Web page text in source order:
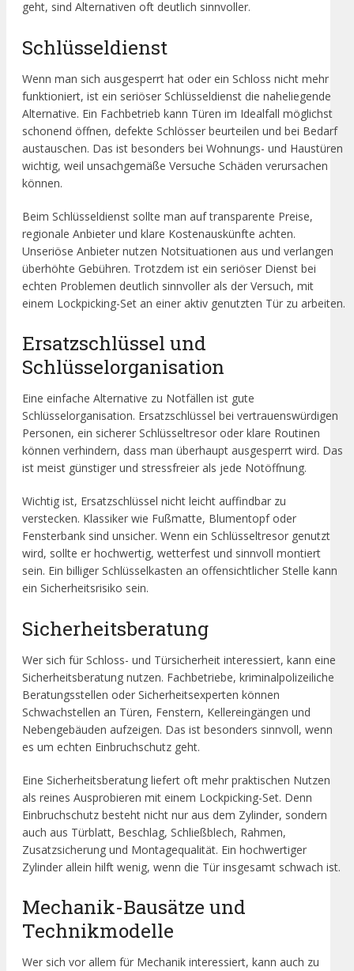
geht, sind Alternativen oft deutlich sinnvoller.
Schlüsseldienst
Wenn man sich ausgesperrt hat oder ein Schloss nicht mehr
funktioniert, ist ein seriöser Schlüsseldienst die naheliegende
Alternative. Ein Fachbetrieb kann Türen im Idealfall möglichst
schonend öffnen, defekte Schlösser beurteilen und bei Bedarf
austauschen. Das ist besonders bei Wohnungs- und Haustüren
wichtig, weil unsachgemäße Versuche Schäden verursachen
können.
Beim Schlüsseldienst sollte man auf transparente Preise,
regionale Anbieter und klare Kostenauskünfte achten.
Unseriöse Anbieter nutzen Notsituationen aus und verlangen
überhöhte Gebühren. Trotzdem ist ein seriöser Dienst bei
echten Problemen deutlich sinnvoller als der Versuch, mit
einem Lockpicking-Set an einer aktiv genutzten Tür zu arbeiten.
Ersatzschlüssel und
Schlüsselorganisation
Eine einfache Alternative zu Notfällen ist gute
Schlüsselorganisation. Ersatzschlüssel bei vertrauenswürdigen
Personen, ein sicherer Schlüsseltresor oder klare Routinen
können verhindern, dass man überhaupt ausgesperrt wird. Das
ist meist günstiger und stressfreier als jede Notöffnung.
Wichtig ist, Ersatzschlüssel nicht leicht auffindbar zu
verstecken. Klassiker wie Fußmatte, Blumentopf oder
Fensterbank sind unsicher. Wenn ein Schlüsseltresor genutzt
wird, sollte er hochwertig, wetterfest und sinnvoll montiert
sein. Ein billiger Schlüsselkasten an offensichtlicher Stelle kann
ein Sicherheitsrisiko sein.
Sicherheitsberatung
Wer sich für Schloss- und Türsicherheit interessiert, kann eine
Sicherheitsberatung nutzen. Fachbetriebe, kriminalpolizeiliche
Beratungsstellen oder Sicherheitsexperten können
Schwachstellen an Türen, Fenstern, Kellereingängen und
Nebengebäuden aufzeigen. Das ist besonders sinnvoll, wenn
es um echten Einbruchschutz geht.
Eine Sicherheitsberatung liefert oft mehr praktischen Nutzen
als reines Ausprobieren mit einem Lockpicking-Set. Denn
Einbruchschutz besteht nicht nur aus dem Zylinder, sondern
auch aus Türblatt, Beschlag, Schließblech, Rahmen,
Zusatzsicherung und Montagequalität. Ein hochwertiger
Zylinder allein hilft wenig, wenn die Tür insgesamt schwach ist.
Mechanik-Bausätze und
Technikmodelle
Wer sich vor allem für Mechanik interessiert, kann auch zu